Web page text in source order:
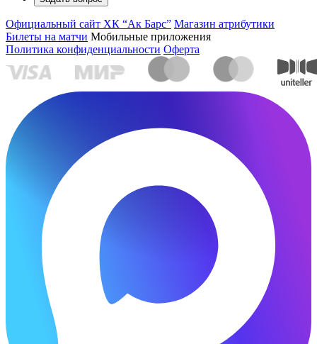
Официальный сайт ХК “Ак Барс” Магазин атрибутики
Билеты на матчи Мобильные приложения
Политика конфиденциальности Оферта